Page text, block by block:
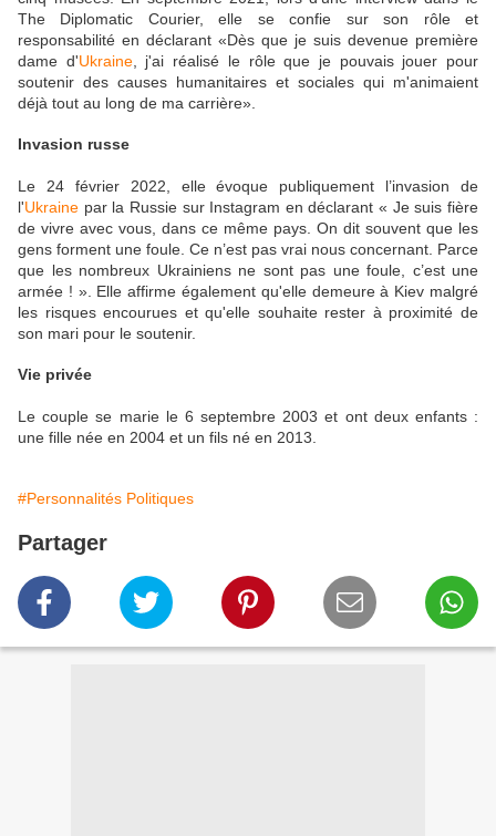
The Diplomatic Courier, elle se confie sur son rôle et
responsabilité en déclarant «Dès que je suis devenue première
dame d'Ukraine, j'ai réalisé le rôle que je pouvais jouer pour
soutenir des causes humanitaires et sociales qui m'animaient
déjà tout au long de ma carrière».
Invasion russe
Le 24 février 2022, elle évoque publiquement l’invasion de
l'Ukraine par la Russie sur Instagram en déclarant « Je suis fière
de vivre avec vous, dans ce même pays. On dit souvent que les
gens forment une foule. Ce n’est pas vrai nous concernant. Parce
que les nombreux Ukrainiens ne sont pas une foule, c’est une
armée ! ». Elle affirme également qu'elle demeure à Kiev malgré
les risques encourues et qu'elle souhaite rester à proximité de
son mari pour le soutenir.
Vie privée
Le couple se marie le 6 septembre 2003 et ont deux enfants :
une fille née en 2004 et un fils né en 2013.
#Personnalités Politiques
Partager